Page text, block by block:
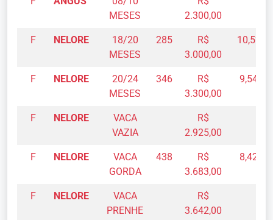
MESES
2.300,00
F NELORE
18/20
MESES
285
R$
3.000,00
10,52
F NELORE
20/24
MESES
346
R$
3.300,00
9,54
F NELORE
VACA
VAZIA
R$
2.925,00
F NELORE
VACA
GORDA
438
R$
3.683,00
8,42
F NELORE
VACA
PRENHE
R$
3.642,00